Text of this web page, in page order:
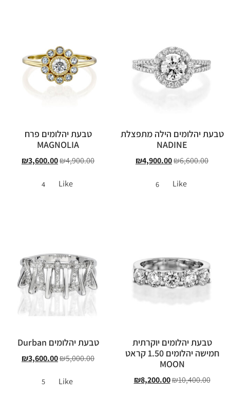
טבעת יהלומים הילה מתפצלת
NADINE
₪6,600.00
₪4,900.00
Like
6
טבעת יהלומים פרח
MAGNOLIA
₪4,900.00
₪3,600.00
Like
4
טבעת יהלומים יוקרתית
חמישה יהלומים 1.50 קראט
MOON
₪10,400.00
₪8,200.00
טבעת יהלומים Durban
₪5,000.00
₪3,600.00
Like
5